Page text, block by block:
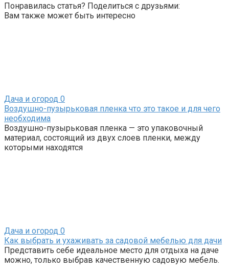
Понравилась статья? Поделиться с друзьями:
Вам также может быть интересно
Дача и огород 0
Воздушно-пузырьковая пленка что это такое и для чего
необходима
Воздушно-пузырьковая пленка — это упаковочный
материал, состоящий из двух слоев пленки, между
которыми находятся
Дача и огород 0
Как выбрать и ухаживать за садовой мебелью для дачи
Представить себе идеальное место для отдыха на даче
можно, только выбрав качественную садовую мебель.